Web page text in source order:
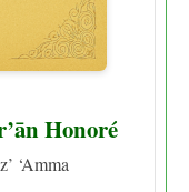
Honoré
‘Amma